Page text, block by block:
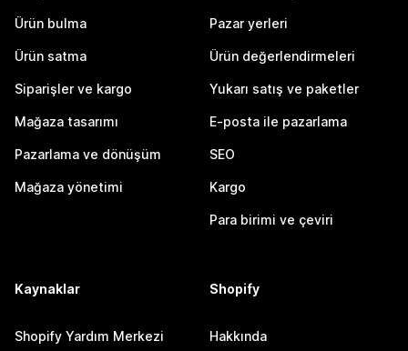
Ürün bulma
Ürün satma
Siparişler ve kargo
Mağaza tasarımı
Pazarlama ve dönüşüm
Mağaza yönetimi
Pazar yerleri
Ürün değerlendirmeleri
Yukarı satış ve paketler
E-posta ile pazarlama
SEO
Kargo
Para birimi ve çeviri
Kaynaklar
Shopify Yardım Merkezi
Shopify
Hakkında